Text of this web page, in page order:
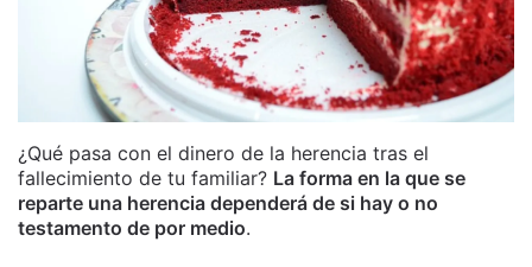
¿Qué pasa con el dinero de la herencia tras el
fallecimiento de tu familiar? La forma en la que se
reparte una herencia dependerá de si hay o no
testamento de por medio.